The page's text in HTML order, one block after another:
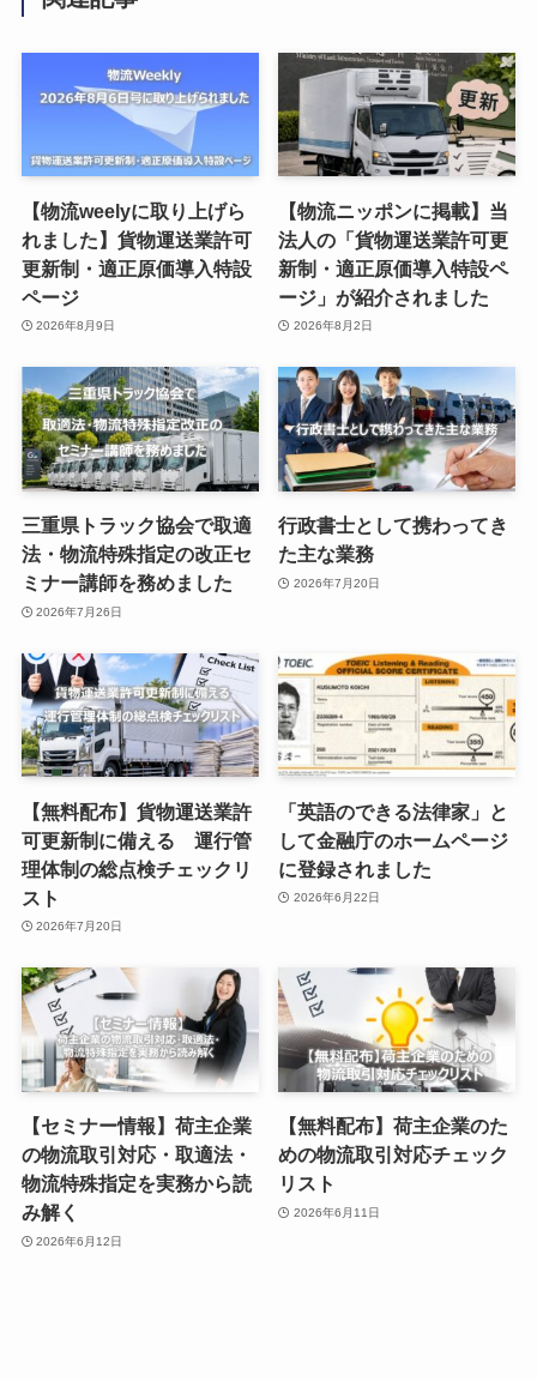
【物流weelyに取り上げら
れました】貨物運送業許可
更新制・適正原価導入特設
ページ
2026年8月9日
【物流ニッポンに掲載】当
法人の「貨物運送業許可更
新制・適正原価導入特設ペ
ージ」が紹介されました
2026年8月2日
三重県トラック協会で取適
法・物流特殊指定の改正セ
ミナー講師を務めました
2026年7月26日
行政書士として携わってき
た主な業務
2026年7月20日
【無料配布】貨物運送業許
可更新制に備える 運行管
理体制の総点検チェックリ
スト
2026年7月20日
「英語のできる法律家」と
して金融庁のホームページ
に登録されました
2026年6月22日
【セミナー情報】荷主企業
の物流取引対応・取適法・
物流特殊指定を実務から読
み解く
2026年6月12日
【無料配布】荷主企業のた
めの物流取引対応チェック
リスト
2026年6月11日